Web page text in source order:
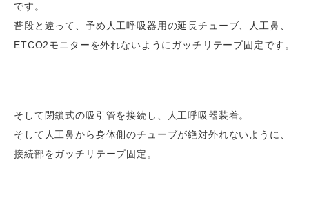
です。
普段と違って、予め人工呼吸器用の延長チューブ、人工鼻、
ETCO2モニターを外れないようにガッチリテープ固定です。
そして閉鎖式の吸引管を接続し、人工呼吸器装着。
そして人工鼻から身体側のチューブが絶対外れないように、
接続部をガッチリテープ固定。